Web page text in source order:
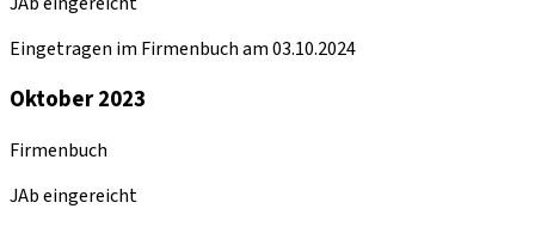
Eingetragen im Firmenbuch am 03.10.2024
Oktober 2023
Firmenbuch
JAb eingereicht